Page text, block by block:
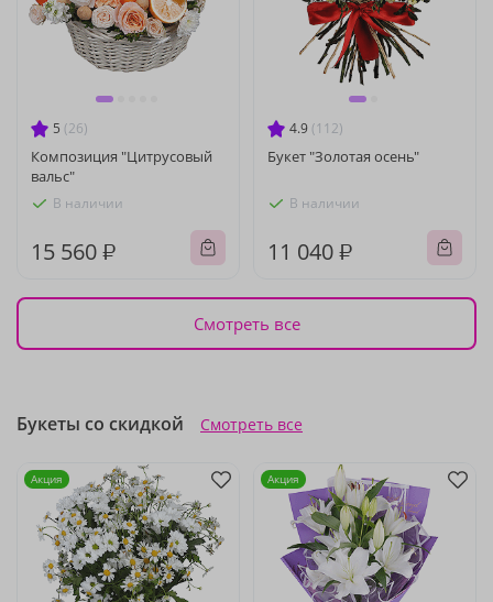
5 (26)
Композиция "Цитрусовый
вальс"
В наличии
15 560 ₽
4.9 (112)
Букет "Золотая осень"
В наличии
11 040 ₽
Смотреть все
Букеты со скидкой Смотреть все
Акция Акция